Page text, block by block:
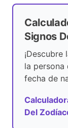
Signos
la persona
fecha de
Del